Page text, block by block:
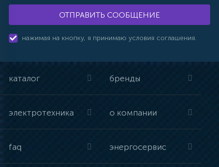
ОТПРАВИТЬ СООБЩЕНИЕ
нажимая на кнопку, я принимаю условия соглашения.
каталог бренды
электротехника о компании
faq энергосервис